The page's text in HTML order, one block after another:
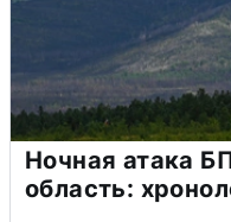
Ночная атака
область: